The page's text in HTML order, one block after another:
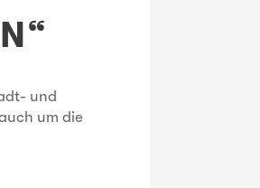
und
um die